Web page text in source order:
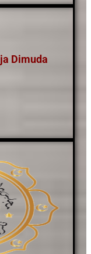
Dimuda